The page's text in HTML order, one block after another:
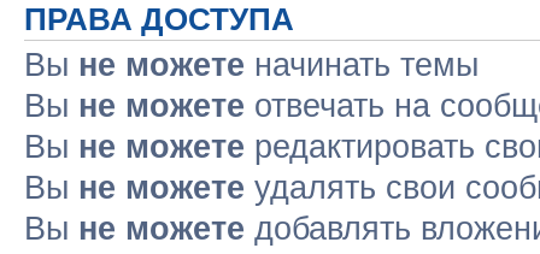
ПРАВА ДОСТУПА
Вы не можете начинать темы
Вы не можете отвечать на
Вы не можете редактировать
Вы не можете удалять свои
Вы не можете добавлять